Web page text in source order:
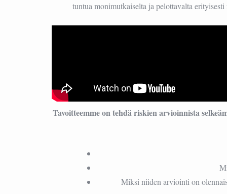
tuntua monimutkaiselta ja pelottavalta
Tavoitteemme on tehdä riskien arvioinnista
Miksi niiden arviointi on